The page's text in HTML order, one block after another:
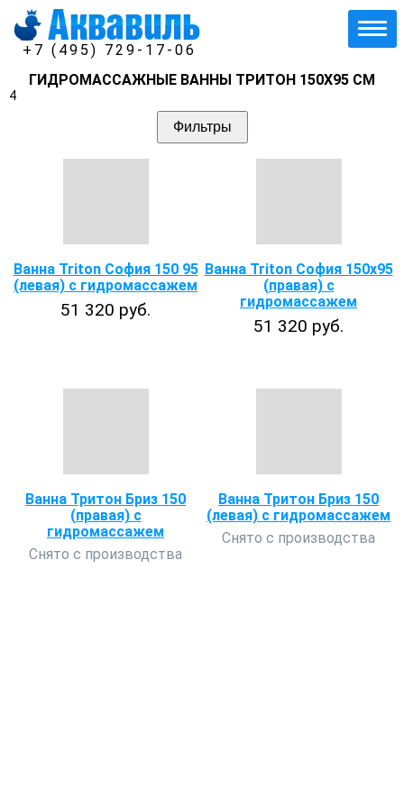
+7 (495) 729-17-06
ГИДРОМАССАЖНЫЕ ВАННЫ ТРИТОН 150Х95 СМ
4
Фильтры
Ванна Triton София 150 95
(левая) с гидромассажем
51 320 руб.
Ванна Triton София 150x95
(правая) с
гидромассажем
51 320 руб.
Ванна Тритон Бриз 150
(правая) с
гидромассажем
Снято с производства
Ванна Тритон Бриз 150
(левая) с гидромассажем
Снято с производства